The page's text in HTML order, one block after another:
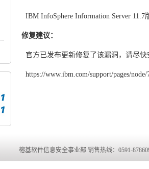
IBM InfoSphere Information Server
修复建议：
官方已发布更新修复了该漏洞，请尽快
https://www.ibm.com/support/pages/node/
榕基软件信息安全事业部 销售热线：0591-